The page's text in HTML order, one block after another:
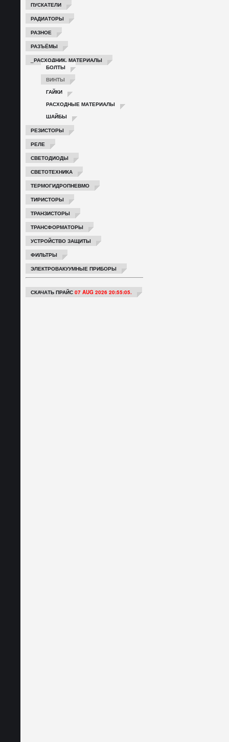
ПУСКАТЕЛИ
РАДИАТОРЫ
РАЗНОЕ
РАЗЪЁМЫ
_РАСХОДНИК. МАТЕРИАЛЫ
БОЛТЫ
ВИНТЫ
ГАЙКИ
РАСХОДНЫЕ МАТЕРИАЛЫ
ШАЙБЫ
РЕЗИСТОРЫ
РЕЛЕ
СВЕТОДИОДЫ
СВЕТОТЕХНИКА
ТЕРМОГИДРОПНЕВМО
ТИРИСТОРЫ
ТРАНЗИСТОРЫ
ТРАНСФОРМАТОРЫ
УСТРОЙСТВО ЗАЩИТЫ
ФИЛЬТРЫ
ЭЛЕКТРОВАКУУМНЫЕ ПРИБОРЫ
СКАЧАТЬ ПРАЙС 07 AUG 2026 20:55:05.